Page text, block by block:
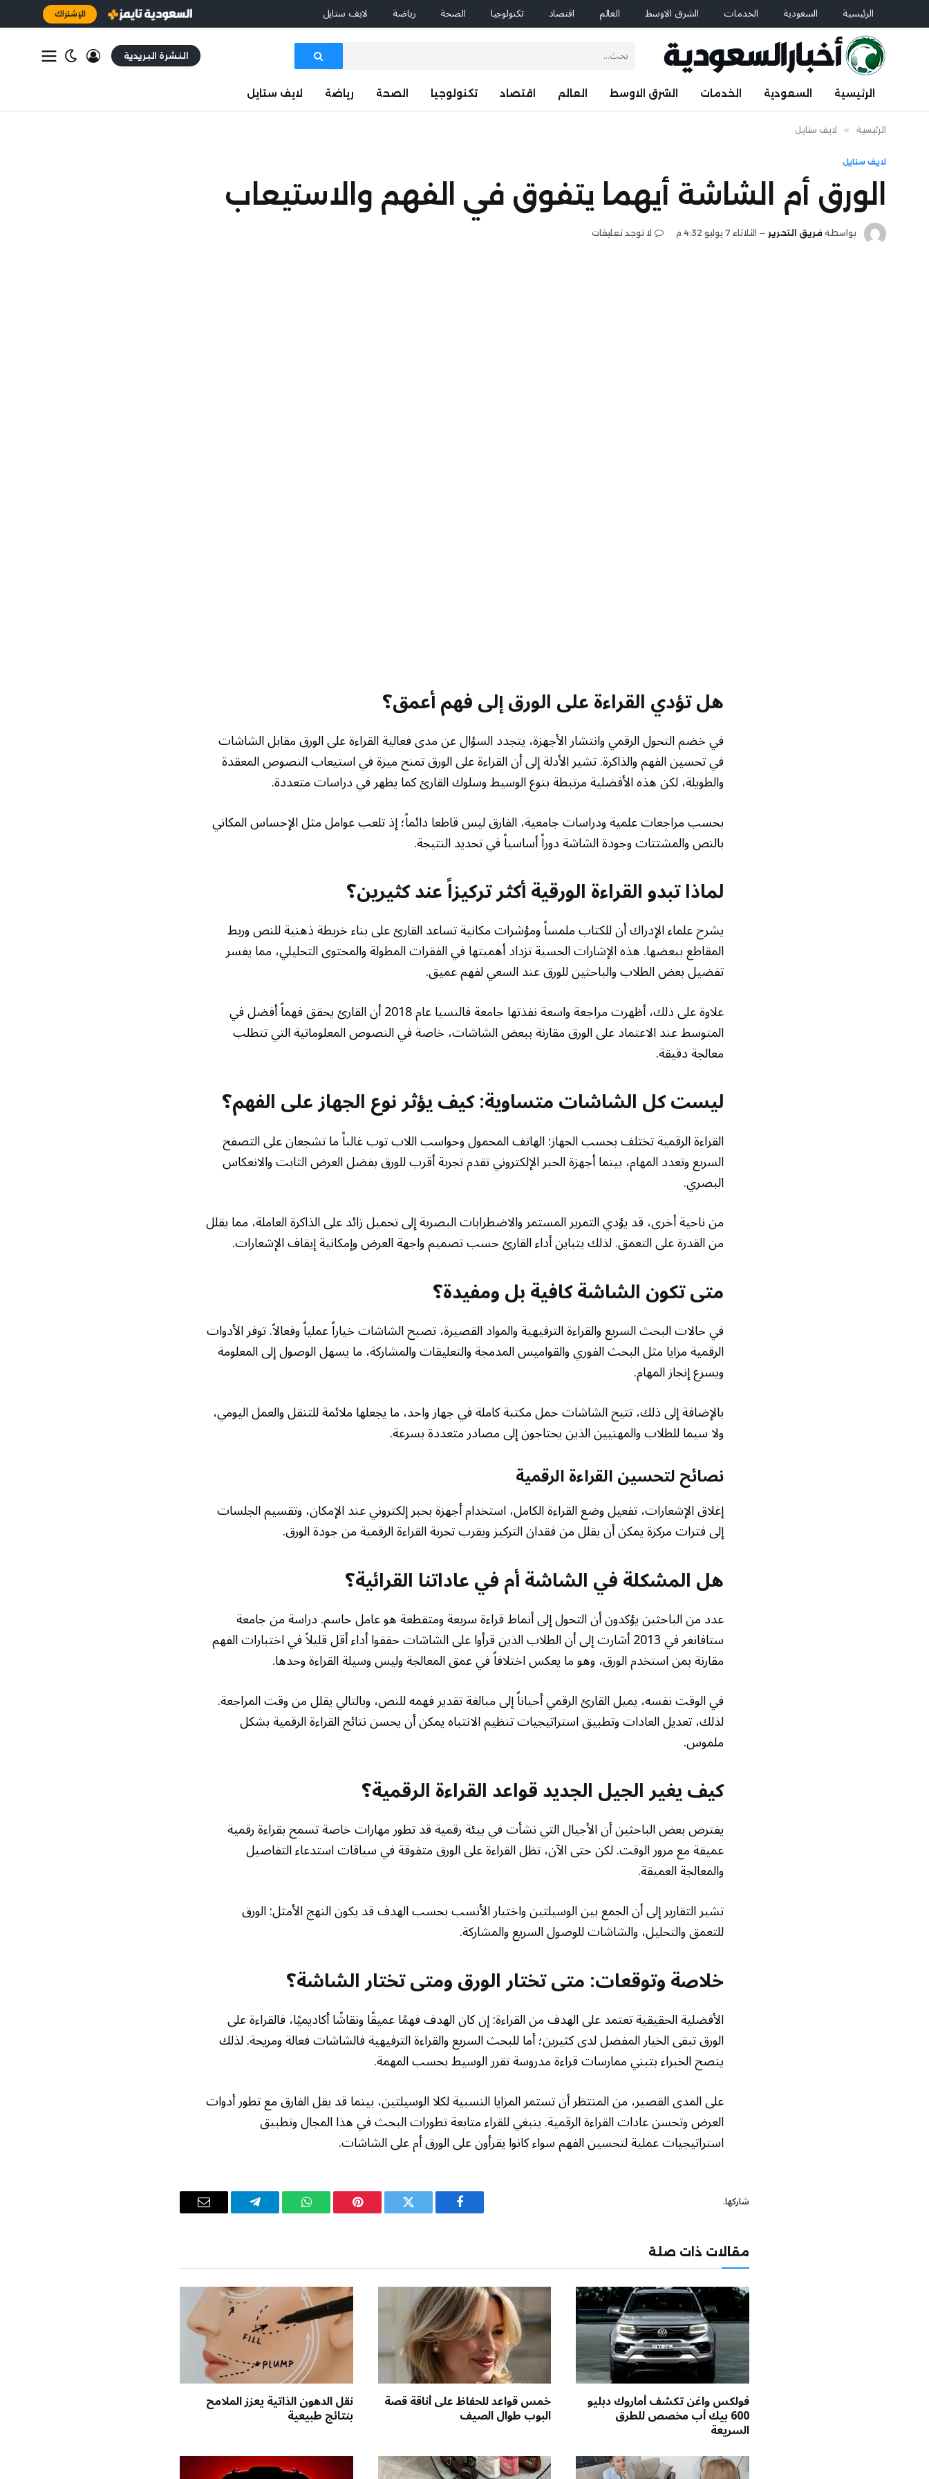
الرئيسية السعودية الخدمات الشرق الاوسط العالم اقتصاد تكنولوجيا الصحة رياضة لايف ستايل الإشتراك
النشرة البريدية
الرئيسية السعودية الخدمات الشرق الاوسط العالم اقتصاد تكنولوجيا الصحة رياضة لايف ستايل
الرئيسية » لايف ستايل
لايف ستايل
الورق أم الشاشة أيهما يتفوق في الفهم والاستيعاب
بواسطة فريق التحرير الثلاثاء 7 يوليو 4:32 م لا توجد تعليقات
هل تؤدي القراءة على الورق إلى فهم أعمق؟
في خضم التحول الرقمي وانتشار الأجهزة، يتجدد السؤال عن مدى فعالية القراءة على الورق مقابل الشاشات
في تحسين الفهم والذاكرة. تشير الأدلة إلى أن القراءة على الورق تمنح ميزة في استيعاب النصوص المعقدة
والطويلة، لكن هذه الأفضلية مرتبطة بنوع الوسيط وسلوك القارئ كما يظهر في دراسات متعددة.
بحسب مراجعات علمية ودراسات جامعية، الفارق ليس قاطعا دائماً؛ إذ تلعب عوامل مثل الإحساس المكاني
بالنص والمشتتات وجودة الشاشة دوراً أساسياً في تحديد النتيجة.
لماذا تبدو القراءة الورقية أكثر تركيزاً عند كثيرين؟
يشرح علماء الإدراك أن للكتاب ملمساً ومؤشرات مكانية تساعد القارئ على بناء خريطة ذهنية للنص وربط
المقاطع ببعضها. هذه الإشارات الحسية تزداد أهميتها في الفقرات المطولة والمحتوى التحليلي، مما يفسر
تفضيل بعض الطلاب والباحثين للورق عند السعي لفهم عميق.
علاوة على ذلك، أظهرت مراجعة واسعة نفذتها جامعة فالنسيا عام 2018 أن القارئ يحقق فهماً أفضل في
المتوسط عند الاعتماد على الورق مقارنة ببعض الشاشات، خاصة في النصوص المعلوماتية التي تتطلب
معالجة دقيقة.
ليست كل الشاشات متساوية: كيف يؤثر نوع الجهاز على الفهم؟
القراءة الرقمية تختلف بحسب الجهاز: الهاتف المحمول وحواسب اللاب توب غالباً ما تشجعان على التصفح
السريع وتعدد المهام، بينما أجهزة الحبر الإلكتروني تقدم تجربة أقرب للورق بفضل العرض الثابت والانعكاس
البصري.
من ناحية أخرى، قد يؤدي التمرير المستمر والاضطرابات البصرية إلى تحميل زائد على الذاكرة العاملة، مما يقلل
من القدرة على التعمق. لذلك يتباين أداء القارئ حسب تصميم واجهة العرض وإمكانية إيقاف الإشعارات.
متى تكون الشاشة كافية بل ومفيدة؟
في حالات البحث السريع والقراءة الترفيهية والمواد القصيرة، تصبح الشاشات خياراً عملياً وفعالاً. توفر الأدوات
الرقمية مزايا مثل البحث الفوري والقواميس المدمجة والتعليقات والمشاركة، ما يسهل الوصول إلى المعلومة
ويسرع إنجاز المهام.
بالإضافة إلى ذلك، تتيح الشاشات حمل مكتبة كاملة في جهاز واحد، ما يجعلها ملائمة للتنقل والعمل اليومي،
ولا سيما للطلاب والمهنيين الذين يحتاجون إلى مصادر متعددة بسرعة.
نصائح لتحسين القراءة الرقمية
إغلاق الإشعارات، تفعيل وضع القراءة الكامل، استخدام أجهزة بحبر إلكتروني عند الإمكان، وتقسيم الجلسات
إلى فترات مركزة يمكن أن يقلل من فقدان التركيز ويقرب تجربة القراءة الرقمية من جودة الورق.
هل المشكلة في الشاشة أم في عاداتنا القرائية؟
عدد من الباحثين يؤكدون أن التحول إلى أنماط قراءة سريعة ومتقطعة هو عامل حاسم. دراسة من جامعة
ستافانغر في 2013 أشارت إلى أن الطلاب الذين قرأوا على الشاشات حققوا أداء أقل قليلاً في اختبارات الفهم
مقارنة بمن استخدم الورق، وهو ما يعكس اختلافاً في عمق المعالجة وليس وسيلة القراءة وحدها.
في الوقت نفسه، يميل القارئ الرقمي أحياناً إلى مبالغة تقدير فهمه للنص، وبالتالي يقلل من وقت المراجعة.
لذلك، تعديل العادات وتطبيق استراتيجيات تنظيم الانتباه يمكن أن يحسن نتائج القراءة الرقمية بشكل
ملموس.
كيف يغير الجيل الجديد قواعد القراءة الرقمية؟
يفترض بعض الباحثين أن الأجيال التي نشأت في بيئة رقمية قد تطور مهارات خاصة تسمح بقراءة رقمية
عميقة مع مرور الوقت. لكن حتى الآن، تظل القراءة على الورق متفوقة في سياقات استدعاء التفاصيل
والمعالجة العميقة.
تشير التقارير إلى أن الجمع بين الوسيلتين واختيار الأنسب بحسب الهدف قد يكون النهج الأمثل: الورق
للتعمق والتحليل، والشاشات للوصول السريع والمشاركة.
خلاصة وتوقعات: متى تختار الورق ومتى تختار الشاشة؟
الأفضلية الحقيقية تعتمد على الهدف من القراءة: إن كان الهدف فهمًا عميقًا ونقاشًا أكاديميًا، فالقراءة على
الورق تبقى الخيار المفضل لدى كثيرين؛ أما للبحث السريع والقراءة الترفيهية فالشاشات فعالة ومريحة. لذلك
ينصح الخبراء بتبني ممارسات قراءة مدروسة تقرر الوسيط بحسب المهمة.
على المدى القصير، من المنتظر أن تستمر المزايا النسبية لكلا الوسيلتين، بينما قد يقل الفارق مع تطور أدوات
العرض وتحسن عادات القراءة الرقمية. ينبغي للقراء متابعة تطورات البحث في هذا المجال وتطبيق
استراتيجيات عملية لتحسين الفهم سواء كانوا يقرأون على الورق أم على الشاشات.
شاركها.
فيسبوك تويتر بينتيريستواتساب تيلقرام
البريد
مقالات ذات صلة
فولكس واغن تكشف أماروك دبليو
600 بيك أب مخصص للطرق
السريعة
خمس قواعد للحفاظ على أناقة قصة
البوب طوال الصيف
نقل الدهون الذاتية يعزز الملامح
بنتائج طبيعية